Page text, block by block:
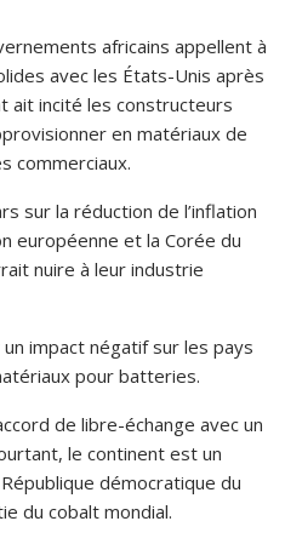
africains appellent à
avec les États-Unis après
ait incité les constructeurs
en matériaux de
commerciaux.
sur la réduction de l’inflation
européenne et la Corée du
nuire à leur industrie
impact négatif sur les pays
pour batteries.
de libre-échange avec un
le continent est un
démocratique du
du cobalt mondial.